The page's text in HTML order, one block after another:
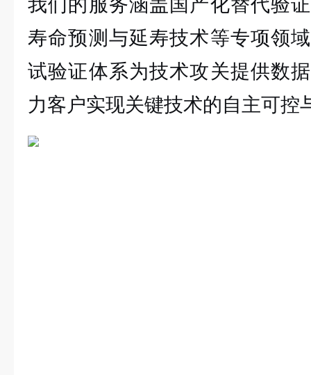
我们的服务涵盖国产化替代验
寿命预测与延寿技术等专项领
试验证体系为技术攻关提供数
力客户实现关键技术的自主可控